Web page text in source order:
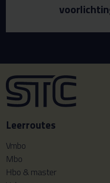
Leerroutes
Vmbo
Mbo
Hbo & master